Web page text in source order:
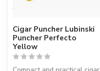
Cigar Puncher Lubinski
Puncher Perfecto
Yellow